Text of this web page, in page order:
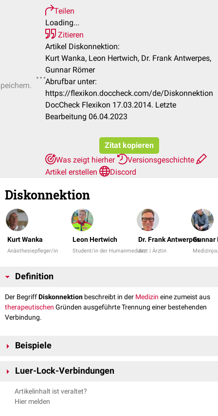
Teilen
Loading...
Zitieren
Artikel Diskonnektion:
Kurt Wanka, Leon Hertwich, Dr. Frank Antwerpes,
Gunnar Römer
Abrufbar unter:
https://flexikon.doccheck.com/de/Diskonnektion
DocCheck Flexikon 17.03.2014. Letzte
Bearbeitung 06.04.2023
Zitat kopieren
Was zeigt hierher
Versionsgeschichte
Artikel erstellen
Discord
Diskonnektion
Kurt Wanka
Anästhesiepfleger/in
Leon Hertwich
Student/in der Humanmedizin
Dr. Frank Antwerpes
Arzt | Ärztin
Gunnar
Definition
Der BegriffDiskonnektion beschreibt in der Medizin eine zumeist aus
therapeutischen Gründen ausgeführte Trennung einer bestehenden
Verbindung.
Beispiele
zweiHirnregionen(Diskonnektionssyndrom
Venösem ZugangundInfusionsleitung
Blasenkatheter
Luer-Lock-Verbindungen
Um Verbindungen gegen Lösen abzusichern, wurde das
Verschraubungssystem Luer-Lock entwickelt. Weltweit hat sich die
Artikelinhalt ist veraltet?
Hier melden